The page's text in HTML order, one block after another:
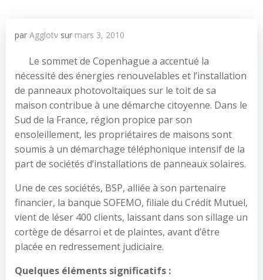
par Agglotv sur mars 3, 2010
Le sommet de Copenhague a accentué la
nécessité des énergies renouvelables et l’installation
de panneaux photovoltaïques sur le toit de sa
maison contribue à une démarche citoyenne. Dans le
Sud de la France, région propice par son
ensoleillement, les propriétaires de maisons sont
soumis à un démarchage téléphonique intensif de la
part de sociétés d’installations de panneaux solaires.
Une de ces sociétés, BSP, alliée à son partenaire
financier, la banque SOFEMO, filiale du Crédit Mutuel,
vient de léser 400 clients, laissant dans son sillage un
cortège de désarroi et de plaintes, avant d’être
placée en redressement judiciaire.
Quelques éléments significatifs :